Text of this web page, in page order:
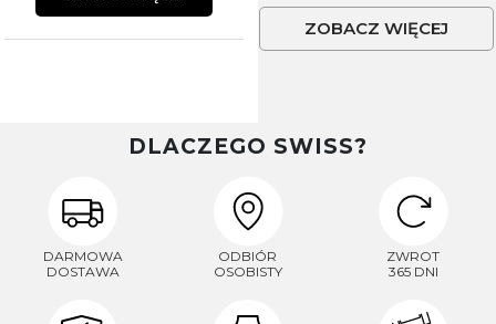
ZOBACZ WIĘCEJ
DLACZEGO SWISS?
DARMOWA
DOSTAWA
ODBIÓR
OSOBISTY
ZWROT
365 DNI